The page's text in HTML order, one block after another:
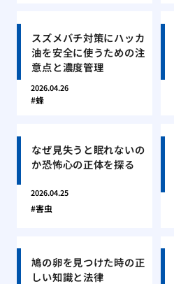
スズメバチ対策にハッカ
油を安全に使うための注
意点と濃度管理
2026.04.26
蜂
なぜ見失うと眠れないの
か恐怖心の正体を探る
2026.04.25
害虫
鳩の卵を見つけた時の正
しい知識と法律